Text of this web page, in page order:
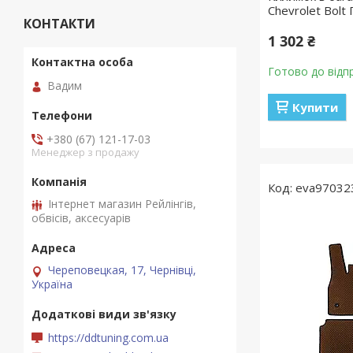
Chevrolet Bolt
1 302 ₴
Готово до
Купити
КОНТАКТИ
Вадим
+380 (67) 121-17-03
Менеджер з продажу
Інтернет магазин Рейлінгів,
обвісів, аксесуарів
Череповецкая, 17, Чернівці,
Україна
https://ddtuning.com.ua